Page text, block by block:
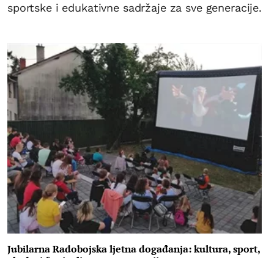
sportske i edukativne sadržaje za sve generacije.
Jubilarna Radobojska ljetna događanja: kultura, sport,